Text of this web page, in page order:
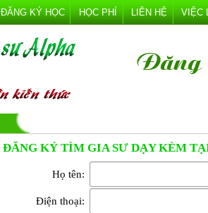
ĐĂNG KÝ HỌC HỌC PHÍ LIÊN HỆ VIỆC
ĐĂNG KÝ TÌM GIA SƯ DẠY KÈM
Họ tên:
Điện thoại: